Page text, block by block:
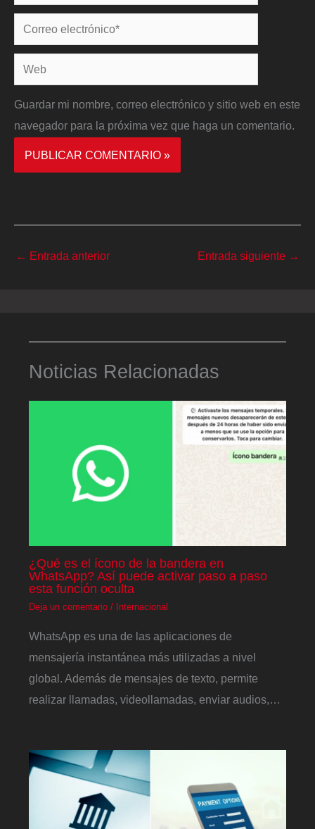
Correo
electrónico*
Web
Guardar mi nombre, correo electrónico y sitio web en este
navegador para la próxima vez que haga un comentario.
← Entrada anterior Entrada siguiente →
Noticias Relacionadas
¿Qué es el ícono de la bandera en
WhatsApp? Así puede activar paso a paso
esta función oculta
Deja un comentario / Internacional
WhatsApp es una de las aplicaciones de
mensajería instantánea más utilizadas a nivel
global. Además de mensajes de texto, permite
realizar llamadas, videollamadas, enviar audios,…